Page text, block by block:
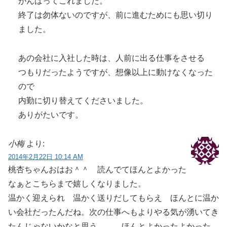
終了は勿体ないのですが、前に進むためにも思い切り
ました。
あの会社に入社した時は、人前に出る仕事をさせる
つもりだったようですが、想像以上に動けなくなった
ので
内勤に切り替えてくださいました。
ありがたいです。
小梅 より:
2014年2月22日 10:14 AM
桃杏ちゃんおはお＾＾ 読んでてほんとよかった
なぁとこちらまで嬉しくなりました。
温かく迎えられ 温かく送りだしてもらえ ほんとに温か
い会社だったんだね。次の仕事へもよりやる気が湧いてき